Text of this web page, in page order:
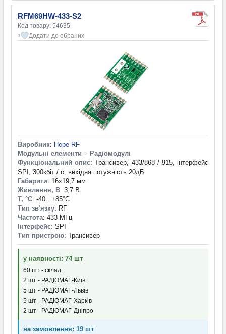
RFM69HW-433-S2
Код товару: 54635
1 Додати до обраних
Виробник: Hope RF
Модульні елементи > Радіомодулі
Функціональний опис: Трансивер, 433/868 / 915, інтерфейс
SPI, 300кбіт / с, вихідна потужність 20дБ
Габарити: 16x19,7 мм
Живлення, В: 3,7 В
T, °С: -40...+85°С
Тип зв'язку: RF
Частота: 433 МГц
Інтерфейс: SPI
Тип пристрою: Трансивер
у наявності: 74 шт
60 шт - склад
2 шт - РАДІОМАГ-Київ
5 шт - РАДІОМАГ-Львів
5 шт - РАДІОМАГ-Харків
2 шт - РАДІОМАГ-Дніпро
на замовлення: 19 шт